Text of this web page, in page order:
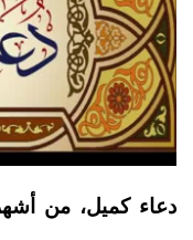
دعاء كميل، من أشهر